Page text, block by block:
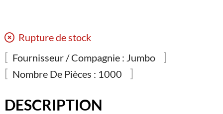
Rupture de stock
Fournisseur / Compagnie : Jumbo
Nombre De Pièces : 1000
DESCRIPTION